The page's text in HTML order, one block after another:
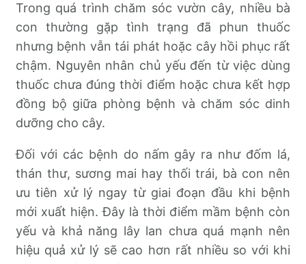
Trong quá trình chăm sóc vườn cây, nhiều bà
con thường gặp tình trạng đã phun thuốc
nhưng bệnh vẫn tái phát hoặc cây hồi phục rất
chậm. Nguyên nhân chủ yếu đến từ việc dùng
thuốc chưa đúng thời điểm hoặc chưa kết hợp
đồng bộ giữa phòng bệnh và chăm sóc dinh
dưỡng cho cây.
Đối với các bệnh do nấm gây ra như đốm lá,
thán thư, sương mai hay thối trái, bà con nên
ưu tiên xử lý ngay từ giai đoạn đầu khi bệnh
mới xuất hiện. Đây là thời điểm mầm bệnh còn
yếu và khả năng lây lan chưa quá mạnh nên
hiệu quả xử lý sẽ cao hơn rất nhiều so với khi